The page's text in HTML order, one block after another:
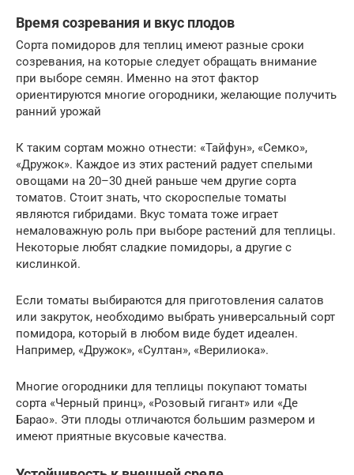
Время созревания и вкус плодов
Сорта помидоров для теплиц имеют разные сроки
созревания, на которые следует обращать внимание
при выборе семян. Именно на этот фактор
ориентируются многие огородники, желающие получить
ранний урожай
К таким сортам можно отнести: «Тайфун», «Семко»,
«Дружок». Каждое из этих растений радует спелыми
овощами на 20–30 дней раньше чем другие сорта
томатов. Стоит знать, что скороспелые томаты
являются гибридами. Вкус томата тоже играет
немаловажную роль при выборе растений для теплицы.
Некоторые любят сладкие помидоры, а другие с
кислинкой.
Если томаты выбираются для приготовления салатов
или закруток, необходимо выбрать универсальный сорт
помидора, который в любом виде будет идеален.
Например, «Дружок», «Султан», «Верилиока».
Многие огородники для теплицы покупают томаты
сорта «Черный принц», «Розовый гигант» или «Де
Барао». Эти плоды отличаются большим размером и
имеют приятные вкусовые качества.